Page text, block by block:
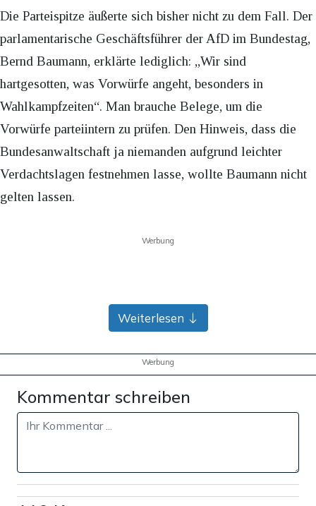
Die Parteispitze äußerte sich bisher nicht zu dem Fall. Der
parlamentarische Geschäftsführer der AfD im Bundestag,
Bernd Baumann, erklärte lediglich: „Wir sind
hartgesotten, was Vorwürfe angeht, besonders in
Wahlkampfzeiten“. Man brauche Belege, um die
Vorwürfe parteiintern zu prüfen. Den Hinweis, dass die
Bundesanwaltschaft ja niemanden aufgrund leichter
Verdachtslagen festnehmen lasse, wollte Baumann nicht
gelten lassen.
Werbung
öffentlich belegt.
Weiterlesen
Werbung
Kommentar schreiben